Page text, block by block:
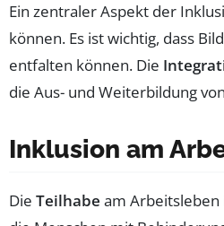
Ein zentraler Aspekt der
können. Es ist wichtig, dass
entfalten können. Die
die Aus- und Weiterbildung
Inklusion am
Die Teilhabe am